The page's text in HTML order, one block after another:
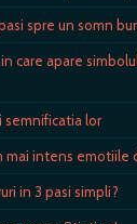
spre un somn
care apare
semnificatia lor
mai intens emotiile
in 3 pasi simpli?